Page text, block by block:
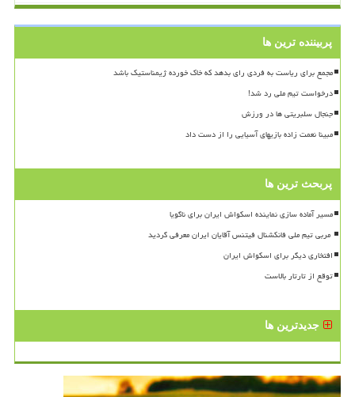
پربیننده ترین ها
مجمع برای ریاست به فردی رای بدهد که خاک خورده ژیمناستیک باشد
درخواست تیم ملی رد شد!
جنجال سلبریتی ها در ورزش
مبینا نعمت زاده بازیهای آسیایی را از دست داد
پربحث ترین ها
مسیر آماده سازی نماینده اسکواش ایران برای ناگویا
افتخاری دیگر برای اسکواش ایران
توقع از تارتار بالاست
جدیدترین ها